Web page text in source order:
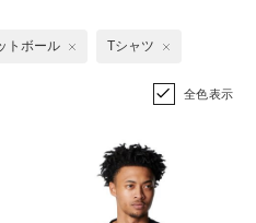
トボール Tシャツ
全色表示